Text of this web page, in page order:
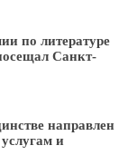
по литературе
Санкт-
направлен
и